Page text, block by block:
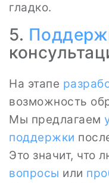
гладко.
5.
На этапе
возможность
Мы предлагаем
поддержки
Это значит, что
вопросы или